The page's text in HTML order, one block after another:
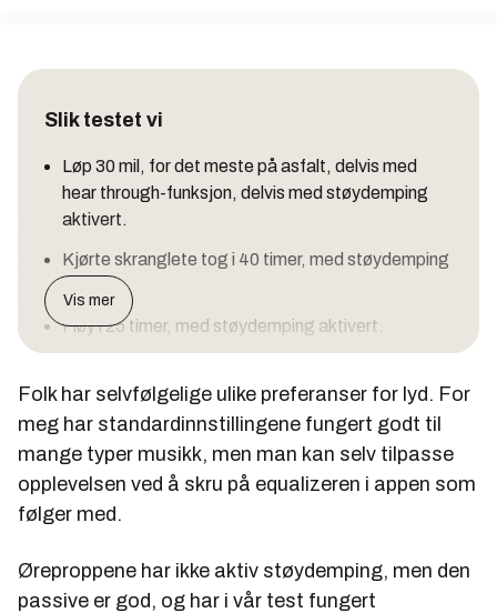
Slik testet vi
Løp 30 mil, for det meste på asfalt, delvis med
hear through-funksjon, delvis med støydemping
aktivert.
Kjørte skranglete tog i 40 timer, med støydemping
aktivert.
Fløy i 25 timer, med støydemping aktivert.
ladetid både på ladeetui og propper i etui.
Vis mer
Folk har selvfølgelige ulike preferanser for lyd. For
meg har standardinnstillingene fungert godt til
mange typer musikk, men man kan selv tilpasse
opplevelsen ved å skru på equalizeren i appen som
følger med.
Øreproppene har ikke aktiv støydemping, men den
passive er god, og har i vår test fungert